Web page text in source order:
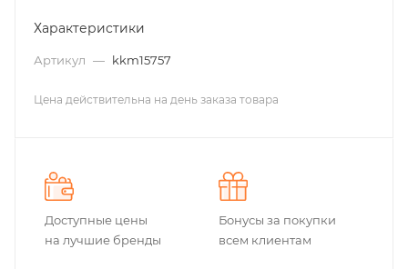
Характеристики
Артикул — kkm15757
Цена действительна на день заказа товара
Доступные цены
на лучшие бренды
Бонусы за покупки
всем клиентам